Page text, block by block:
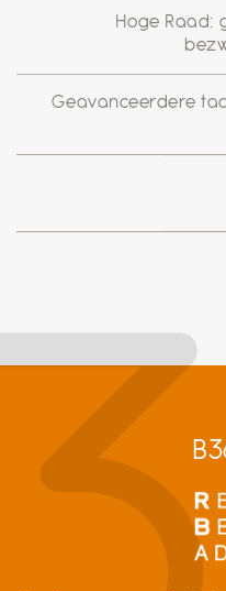
Hoge Raad:
Geavanceerdere